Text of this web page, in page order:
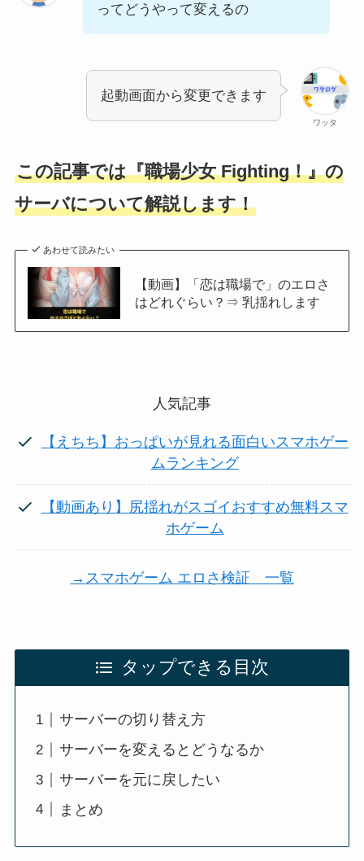
ってどうやって変えるの
ワッタ
起動画面から変更できます
この記事では『職場少女 Fighting！』の
サーバについて解説します！
あわせて読みたい
【動画】「恋は職場で」のエロさ
はどれぐらい？⇒ 乳揺れします
人気記事
【えちち】おっぱいが見れる面白いスマホゲー
ムランキング
【動画あり】尻揺れがスゴイおすすめ無料スマ
ホゲーム
→スマホゲーム エロさ検証 一覧
タップできる目次
サーバーの切り替え方
サーバーを変えるとどうなるか
サーバーを元に戻したい
まとめ